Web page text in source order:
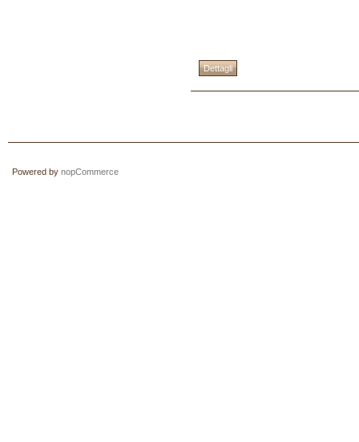
Powered by nopCommerce